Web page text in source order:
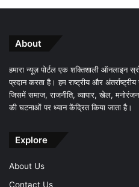
About
हमारा न्यूज़ पोर्टल एक शक्तिशाली ऑनलाइन
प्रदान करता है। हम राष्ट्रीय और
जिसमें समाज, राजनीति, व्यापार, खेल, मनोरंजन,
की घटनाओं पर ध्यान केंद्रित किया जाता है।
Explore
About Us
Contact Us